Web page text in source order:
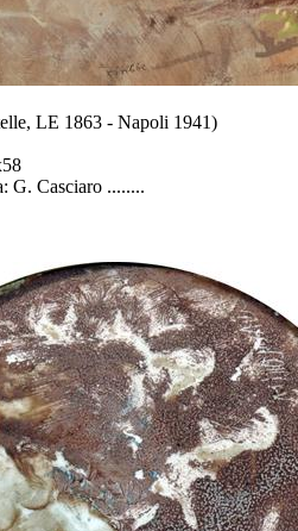
LE 1863 - Napoli 1941)
G. Casciaro ........